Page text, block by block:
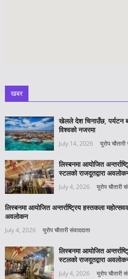
खबर
खेलले देश चिनाउँछ, पर्यटन
विश्वको नजरमा
July 14, 2026 युरोप
लिस्बनमा आयोजित
स्टलको राजदूतद्वारा
July 4, 2026 युरोप चौतारी
लिस्बनमा आयोजित अन्तर्राष्ट्रिय हस्तकला
अवलोकन
July 4, 2026 युरोप चौतारी संवाददाता
लिस्बनमा आयोजित
स्टलको राजदूतद्वारा
July 4, 2026 युरोप चौतारी